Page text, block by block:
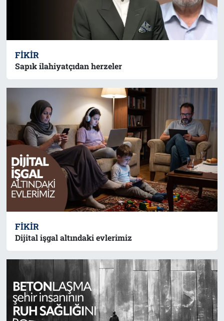
FIKIR
Sapık ilahiyatçıdan herzeler
FIKIR
Dijital işgal altındaki evlerimiz